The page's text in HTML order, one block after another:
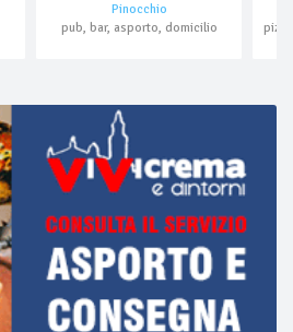
Pinocchio
pub, bar, asporto, domicilio